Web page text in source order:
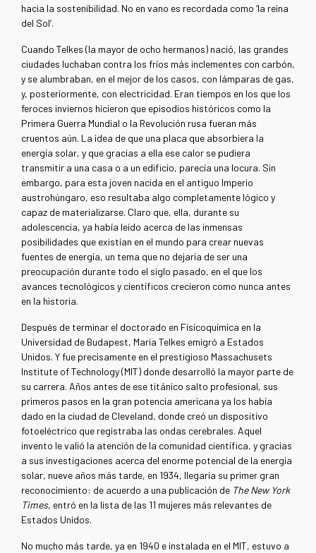
hacia la sostenibilidad. No en vano es recordada como ‘la reina
del Sol’.
Cuando Telkes (la mayor de ocho hermanos) nació, las grandes
ciudades luchaban contra los fríos más inclementes con carbón,
y se alumbraban, en el mejor de los casos, con lámparas de gas,
y, posteriormente, con electricidad. Eran tiempos en los que los
feroces inviernos hicieron que episodios históricos como la
Primera Guerra Mundial o la Revolución rusa fueran más
cruentos aún. La idea de que una placa que absorbiera la
energía solar, y que gracias a ella ese calor se pudiera
transmitir a una casa o a un edificio, parecía una locura. Sin
embargo, para esta joven nacida en el antiguo Imperio
austrohúngaro, eso resultaba algo completamente lógico y
capaz de materializarse. Claro que, ella, durante su
adolescencia, ya había leído acerca de las inmensas
posibilidades que existían en el mundo para crear nuevas
fuentes de energía, un tema que no dejaría de ser una
preocupación durante todo el siglo pasado, en el que los
avances tecnológicos y científicos crecieron como nunca antes
en la historia.
Después de terminar el doctorado en Fisicoquímica en la
Universidad de Budapest, María Telkes emigró a Estados
Unidos. Y fue precisamente en el prestigioso Massachusets
Institute of Technology (MIT) donde desarrolló la mayor parte de
su carrera. Años antes de ese titánico salto profesional, sus
primeros pasos en la gran potencia americana ya los había
dado en la ciudad de Cleveland, donde creó un dispositivo
fotoeléctrico que registraba las ondas cerebrales. Aquel
invento le valió la atención de la comunidad científica, y gracias
a sus investigaciones acerca del enorme potencial de la energía
solar, nueve años más tarde, en 1934, llegaría su primer gran
reconocimiento: de acuerdo a una publicación de The New York
Times, entró en la lista de las 11 mujeres más relevantes de
Estados Unidos.
No mucho más tarde, ya en 1940 e instalada en el MIT, estuvo a